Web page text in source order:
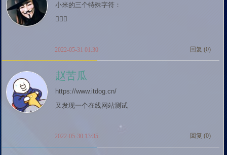
小米的三个特殊字符：

回复 (0)
2022-05-31 01:30
赵苦瓜
https://www.itdog.cn/
又发现一个在线网站测试
回复 (0)
2022-05-30 13:35